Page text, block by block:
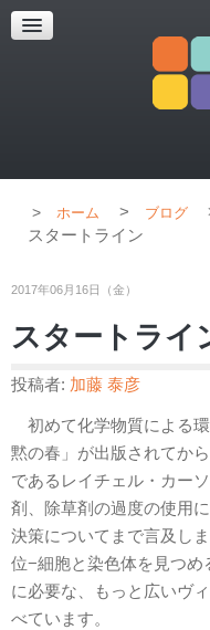
超解像顕微鏡
超解像顕微鏡の紹介
ホーム > ブログ
スタートライン
2017年06月16日（金）
スタートライ
投稿者: 加藤 泰彦
初めて化学物質による
黙の春」が出版されてか
であるレイチェル・カー
剤、除草剤の過度の使用
決策についてまで言及し
位−細胞と染色体を見つめ
に必要な、もっと広いヴ
べています。